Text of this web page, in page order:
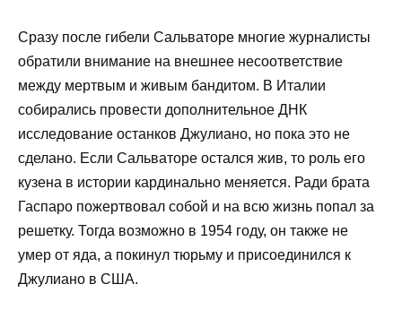
Сразу после гибели Сальваторе многие журналисты
обратили внимание на внешнее несоответствие
между мертвым и живым бандитом. В Италии
собирались провести дополнительное ДНК
исследование останков Джулиано, но пока это не
сделано. Если Сальваторе остался жив, то роль его
кузена в истории кардинально меняется. Ради брата
Гаспаро пожертвовал собой и на всю жизнь попал за
решетку. Тогда возможно в 1954 году, он также не
умер от яда, а покинул тюрьму и присоединился к
Джулиано в США.